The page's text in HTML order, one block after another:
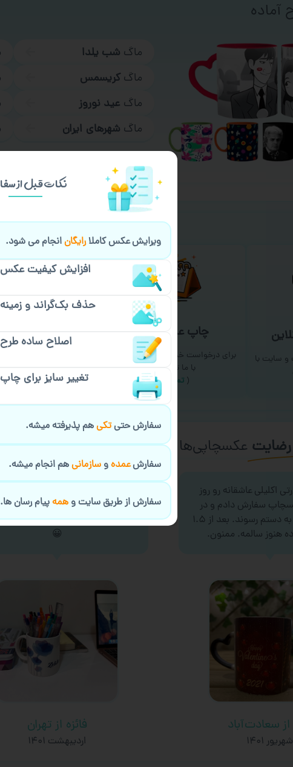
آماده
ماگ شب یلدا
ماگ کریسمس
ماگ عید نوروز
ماگ شهرهای ایران
خیالت راحت از سفارش
سایت با
چاپ عمده و فوری
برای درخواست خدمات چاپ عمده و فوری
با ما تماس بگیرید
(تماس با ما)
اگر سفارشتون تو
دیگه
(
عکسچاپی‌ها از چاپ لیوان
اکلیلی عاشقانه رو روز
سفارش دادم و در
عرض ۲ ساعت به دستم رسوند. بعد از ۱.۵
هنوز سالمه. ممنون.
از سعادت‌آباد
شهریور ۱۴۰۱
میکنمه. ازش به عنوان جا خودکاری
استفاده میکنم
😀
فائزه از تهران
اردیبهشت ۱۴۰۱
نکات قبل از
ویرایش عکس کاملارایگانانجام می شود.
افزایش کیفیت عکس
حذف بک‌گراند و زمینه
اصلاح ساده طرح
تغییر سایز برای چاپ
سفارش حتیتکیهم پذیرفته میشه.
سفارشعمدهوسازمانیهم انجام میشه.
سفارش از طریق سایت وهمهپیام رسان ها.